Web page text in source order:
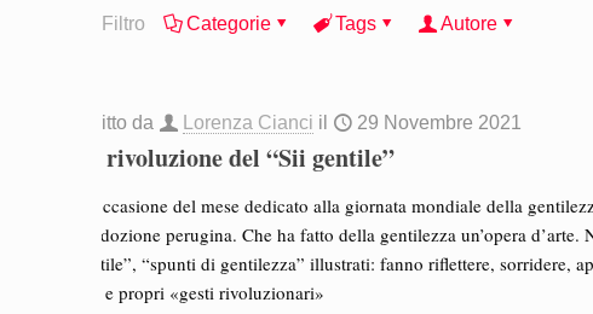
Filtro Categorie Tags Autore
Scritto da Lorenza Cianci il 29 Novembre 2021
La rivoluzione del “Sii gentile”
In occasione del mese dedicato alla giornata mondiale della
di adozione perugina. Che ha fatto della gentilezza un’opera
gentile”, “spunti di gentilezza” illustrati: fanno riflettere, sorridere,
veri e propri «gesti rivoluzionari»